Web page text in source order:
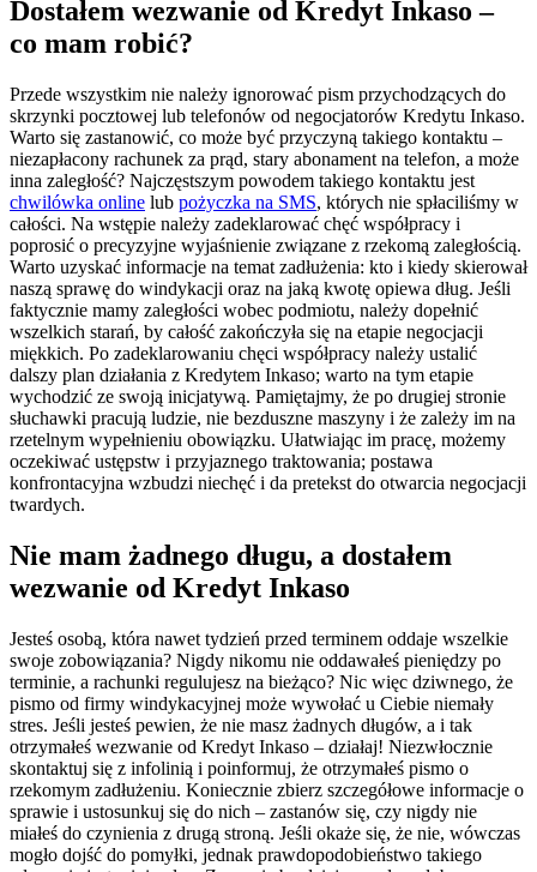
Dostałem wezwanie od Kredyt Inkaso –
co mam robić?
Przede wszystkim nie należy ignorować pism przychodzących do
skrzynki pocztowej lub telefonów od negocjatorów Kredytu Inkaso.
Warto się zastanowić, co może być przyczyną takiego kontaktu –
niezapłacony rachunek za prąd, stary abonament na telefon, a może
inna zaległość? Najczęstszym powodem takiego kontaktu jest
chwilówka online lub pożyczka na SMS, których nie spłaciliśmy w
całości. Na wstępie należy zadeklarować chęć współpracy i
poprosić o precyzyjne wyjaśnienie związane z rzekomą zaległością.
Warto uzyskać informacje na temat zadłużenia: kto i kiedy skierował
naszą sprawę do windykacji oraz na jaką kwotę opiewa dług. Jeśli
faktycznie mamy zaległości wobec podmiotu, należy dopełnić
wszelkich starań, by całość zakończyła się na etapie negocjacji
miękkich. Po zadeklarowaniu chęci współpracy należy ustalić
dalszy plan działania z Kredytem Inkaso; warto na tym etapie
wychodzić ze swoją inicjatywą. Pamiętajmy, że po drugiej stronie
słuchawki pracują ludzie, nie bezduszne maszyny i że zależy im na
rzetelnym wypełnieniu obowiązku. Ułatwiając im pracę, możemy
oczekiwać ustępstw i przyjaznego traktowania; postawa
konfrontacyjna wzbudzi niechęć i da pretekst do otwarcia negocjacji
twardych.
Nie mam żadnego długu, a dostałem
wezwanie od Kredyt Inkaso
Jesteś osobą, która nawet tydzień przed terminem oddaje wszelkie
swoje zobowiązania? Nigdy nikomu nie oddawałeś pieniędzy po
terminie, a rachunki regulujesz na bieżąco? Nic więc dziwnego, że
pismo od firmy windykacyjnej może wywołać u Ciebie niemały
stres. Jeśli jesteś pewien, że nie masz żadnych długów, a i tak
otrzymałeś wezwanie od Kredyt Inkaso – działaj! Niezwłocznie
skontaktuj się z infolinią i poinformuj, że otrzymałeś pismo o
rzekomym zadłużeniu. Koniecznie zbierz szczegółowe informacje o
sprawie i ustosunkuj się do nich – zastanów się, czy nigdy nie
miałeś do czynienia z drugą stroną. Jeśli okaże się, że nie, wówczas
mogło dojść do pomyłki, jednak prawdopodobieństwo takiego